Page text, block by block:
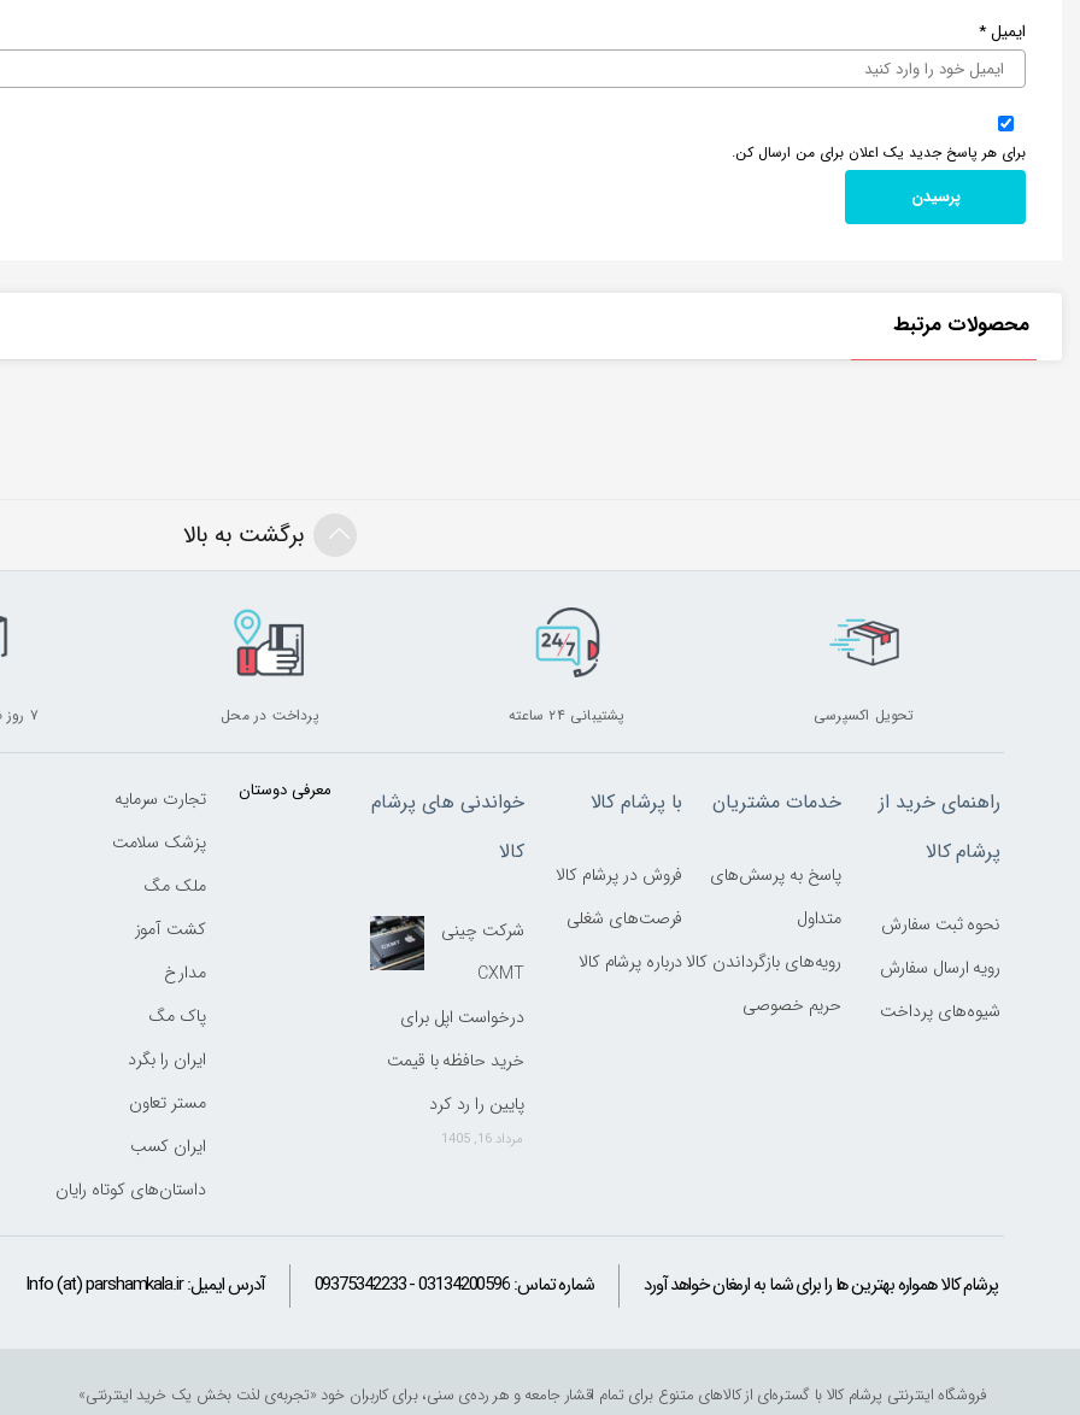
ایمیل*
برای هر پاسخ جدید یک اعلان برای من ارسال کن.
محصولات مرتبط
برگشت به بالا
تحویل اکسپرسی پشتیبانی ۲۴ ساعته پرداخت در محل ۷ روز ضمانت بازگشت
راهنمای خرید از
پرشام کالا
نحوه ثبت سفارش
رویه ارسال سفارش
شیوه‌های پرداخت
خدمات مشتریان
پاسخ به پرسش‌های
متداول
رویه‌های بازگرداندن کالا
حریم خصوصی
با پرشام کالا
فروش در پرشام کالا
فرصت‌های شغلی
درباره پرشام کالا
خواندنی های پرشام
کالا
شرکت چینی
CXMT
درخواست اپل برای
خرید حافظه با قیمت
پایین را رد کرد
مرداد 16, 1405
معرفی دوستان
تجارت سرمایه
پزشک سلامت
ملک مگ
کشت آموز
مدارخ
پاک مگ
ایران را بگرد
مستر تعاون
ایران کسب
داستان‌های کوتاه رایان
پرشام کالا همواره بهترین ها را برای شما به ارمغان خواهد آورد شماره تماس:09375342233 - 03134200596 آدرس ایمیل:Info (at) parshamkala.ir
فروشگاه اینترنتی پرشام کالا با گستره‌ای از کالاهای متنوع برای تمام اقشار جامعه و هر رده‌ی سنی، برای کاربران خود «تجربه‌ی لذت ‌بخش یک خرید اینترنتی» را